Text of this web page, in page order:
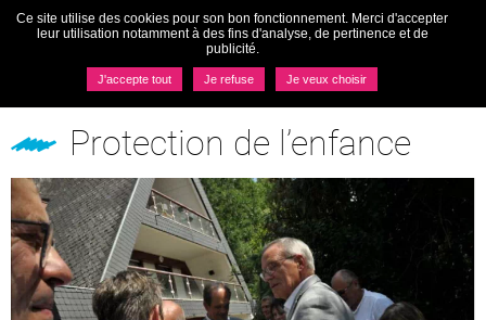
Pôles Protection de l’enfance
Protection de l’enfance
Ce site utilise des cookies pour son bon fonctionnement. Merci d'accepter
leur utilisation notamment à des fins d'analyse, de pertinence et de
publicité.
J'accepte tout Je refuse Je veux choisir